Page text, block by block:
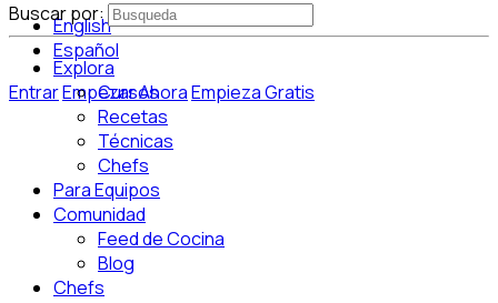
English
Español
EntrarEmpezar AhoraEmpieza Gratis
Buscar por:
Explora
Cursos
Recetas
Técnicas
Chefs
Para Equipos
Comunidad
Feed de Cocina
Blog
Chefs